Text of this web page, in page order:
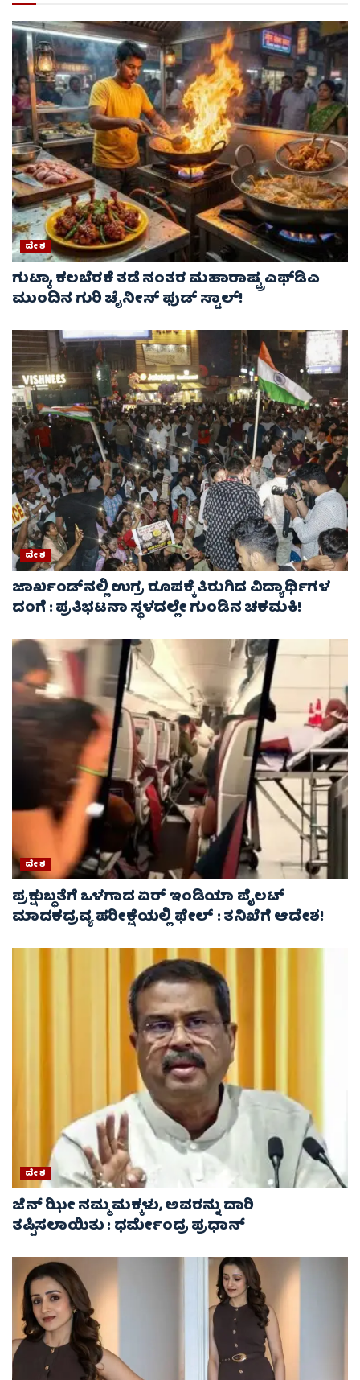
ದೇಶ
ಗುಟ್ಕಾ, ಕಲಬೆರಕೆ ತಡೆ ನಂತರ ಮಹಾರಾಷ್ಟ್ರ ಎಫ್‌ಡಿಎ
ಮುಂದಿನ ಗುರಿ ಚೈನೀಸ್ ಫುಡ್ ಸ್ಟಾಲ್‌!
ದೇಶ
ಜಾರ್ಖಂಡ್‌ನಲ್ಲಿ ಉಗ್ರ ರೂಪಕ್ಕೆ ತಿರುಗಿದ ವಿದ್ಯಾರ್ಥಿಗಳ
ದಂಗೆ : ಪ್ರತಿಭಟನಾ ಸ್ಥಳದಲ್ಲೇ ಗುಂಡಿನ ಚಕಮಕಿ!
ದೇಶ
ಪ್ರಕ್ಷುಬ್ಧತೆಗೆ ಒಳಗಾದ ಏರ್ ಇಂಡಿಯಾ ಪೈಲಟ್
ಮಾದಕದ್ರವ್ಯ ಪರೀಕ್ಷೆಯಲ್ಲಿ ಫೇಲ್ : ತನಿಖೆಗೆ ಆದೇಶ!
ದೇಶ
ಜೆನ್ ಝೀ ನಮ್ಮ ಮಕ್ಕಳು, ಅವರನ್ನು ದಾರಿ
ತಪ್ಪಿಸಲಾಯಿತು : ಧರ್ಮೇಂದ್ರ ಪ್ರಧಾನ್